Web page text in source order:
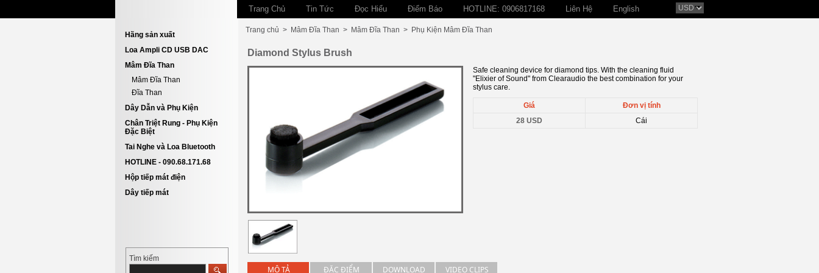
Trang Chủ Tin Tức Đọc Hiểu Điểm Báo HOTLINE: 0906817168 Liên Hệ English
Hãng sản xuất
Loa Ampli CD USB DAC
Mâm Đĩa Than
Mâm Đĩa Than
Đĩa Than
Dây Dẫn và Phụ Kiện
Chân Triệt Rung - Phụ Kiện
Đặc Biệt
Tai Nghe và Loa Bluetooth
HOTLINE - 090.68.171.68
Hộp tiếp mát điện
Dây tiếp mát
Tìm kiếm
Trang chủ > Mâm Đĩa Than > Mâm Đĩa Than > Phụ Kiện Mâm Đĩa Than
Diamond Stylus Brush
Safe cleaning device for diamond tips. With the cleaning fluid
"Elixier of Sound" from Clearaudio the best combination for your
stylus care.
Giá
Đơn vị tính
28 USD
Cái
MÔ TẢ ĐẶC ĐIỂM DOWNLOAD VIDEO CLIPS